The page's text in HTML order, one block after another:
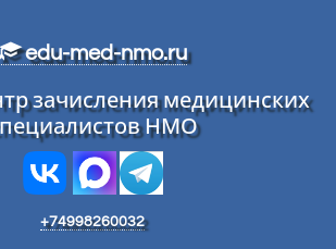
edu-med-nmo.ru
зачисления медицинских
НМО
+74998260032